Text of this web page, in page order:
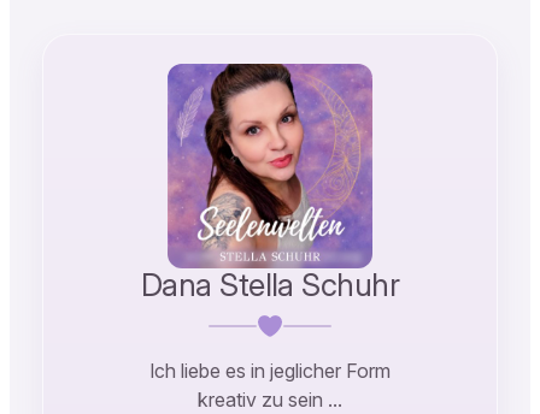
Dana Stella Schuhr
Ich liebe es in jeglicher Form
kreativ zu sein …